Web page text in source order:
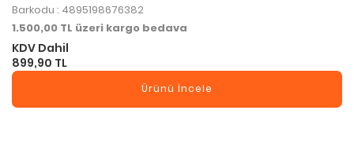
Barkodu : 4895198676382
1.500,00 TL üzeri kargo bedava
KDV Dahil
899,90 TL
Ürünü İncele